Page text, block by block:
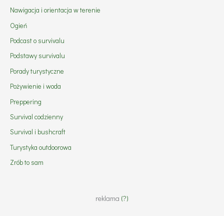
Nawigacja i orientacja w terenie
Ogień
Podcast o survivalu
Podstawy survivalu
Porady turystyczne
Pożywienie i woda
Preppering
Survival codzienny
Survival i bushcraft
Turystyka outdoorowa
Zrób to sam
reklama (?)